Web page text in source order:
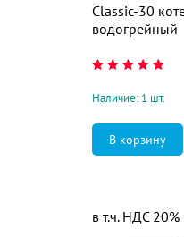
Classic-30
водогрейный
Наличие: 1 шт.
в т.ч. НДС 20%